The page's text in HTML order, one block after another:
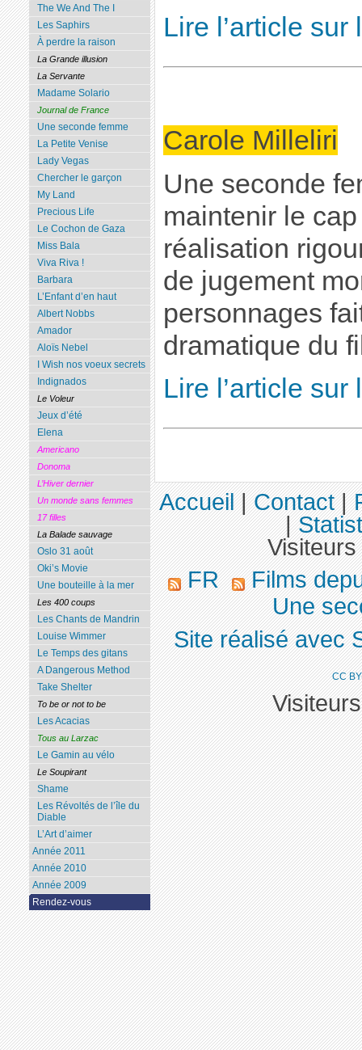
Lire l’article
Carole Milleliri
Une seconde
maintenir le
réalisation
de jugement
personnages
dramatique du
Lire l’article
The We And The I
Les Saphirs
À perdre la raison
La Grande illusion
La Servante
Madame Solario
Journal de France
Une seconde femme
La Petite Venise
Lady Vegas
Chercher le garçon
My Land
Precious Life
Le Cochon de Gaza
Miss Bala
Viva Riva !
Barbara
L’Enfant d’en haut
Albert Nobbs
Amador
Aloïs Nebel
I Wish nos voeux secrets
Indignados
Le Voleur
Jeux d’été
Elena
Americano
Donoma
L’Hiver dernier
Un monde sans femmes
17 filles
La Balade sauvage
Oslo 31 août
Oki’s Movie
Une bouteille à la mer
Les 400 coups
Les Chants de Mandrin
Louise Wimmer
Le Temps des gitans
A Dangerous Method
Take Shelter
To be or not to be
Les Acacias
Tous au Larzac
Le Gamin au vélo
Le Soupirant
Shame
Les Révoltés de l’île du
Diable
L’Art d’aimer
Année 2011
Année 2010
Année 2009
Rendez-vous
Accueil|Contact|
|
FR
Films
Une
Site réalisé avec
CC